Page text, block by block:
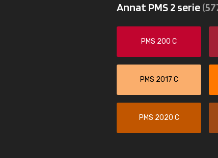
Annat PMS 2 serie
PMS 200 C
PMS 2017 C
PMS 2020 C